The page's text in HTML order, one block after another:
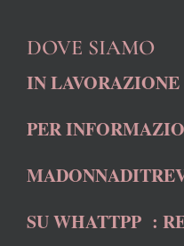
DOVE SIAMO
IN LAVORAZIONE
PER
SU WHATTPP :